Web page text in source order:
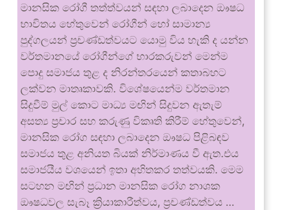
මානසික රෝගී තත්ත්වයන් සඳහා ලබාදෙන ඖෂධ
භාවිතය හේතුවෙන් රෝගීන් හෝ සාමාන්‍ය
පුද්ගලයන් ප්‍රචණ්ඩත්වයට යොමු විය හැකි ද යන්න
වර්තමානයේ රෝගීන්ගේ භාරකරුවන් මෙන්ම
පොදු සමාජය තුළ ද නිරන්තරයෙන් කතාබහට
ලක්වන මාතෘකාවකි. විශේෂයෙන්ම වර්තමාන
සිදුවීම් මුල් කොට මාධ්‍ය මඟින් සිදුවන ඇතැම්
අසත්‍ය ප්‍රචාර සහ කරුණු විකෘති කිරීම් හේතුවෙන්,
මානසික රෝග සඳහා ලබාදෙන ඖෂධ පිළිබඳව
සමාජය තුළ අනියත බියක් නිර්මාණය වී ඇත.එය
සමාජයීය වශයෙන් ඉතා අහිතකර තත්වයකි. මෙම
සටහන මඟින් ප්‍රධාන මානසික රෝග නාශක
ඖෂධවල සැබෑ ක්‍රියාකාරීත්වය, ප්‍රචණ්ඩත්වය …